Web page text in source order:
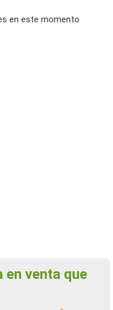
en este momento